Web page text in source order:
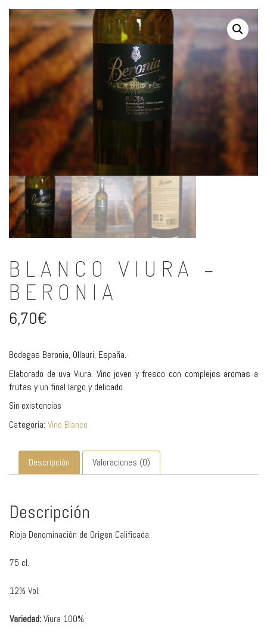
BLANCO VIURA –
BERONIA
6,70€
Bodegas Beronia, Ollauri, España.
Elaborado de uva Viura. Vino joven y fresco con complejos aromas a
frutas y un final largo y delicado.
Sin existencias
Categoría: Vino Blanco
Descripción Valoraciones (0)
Descripción
Rioja Denominación de Origen Calificada.
75 cl.
12% Vol.
Variedad:Viura 100%